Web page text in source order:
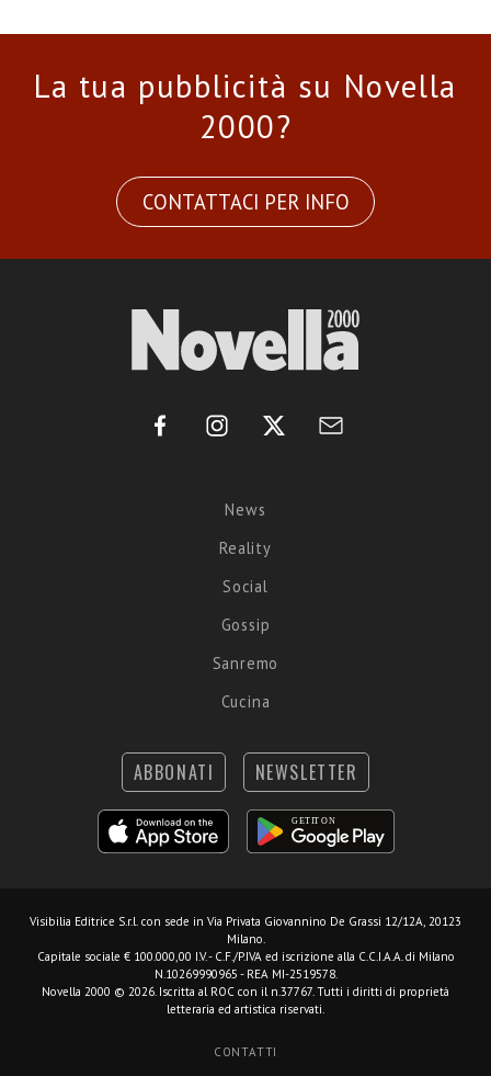
La tua pubblicità su Novella
2000?
CONTATTACI PER INFO
News
Reality
Social
Gossip
Sanremo
Cucina
ABBONATI NEWSLETTER
Visibilia Editrice S.r.l. con sede in Via Privata Giovannino De Grassi 12/12A, 20123
Milano.
Capitale sociale € 100.000,00 I.V. - C.F./P.IVA ed iscrizione alla C.C.I.A.A. di Milano
N.10269990965 - REA MI-2519578.
Novella 2000 © 2026. Iscritta al ROC con il n.37767. Tutti i diritti di proprietà
letteraria ed artistica riservati.
CONTATTI